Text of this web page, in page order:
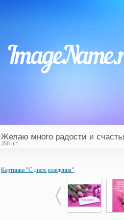
Желаю много радости и
358 шт.
Картинки "С днем рождения"